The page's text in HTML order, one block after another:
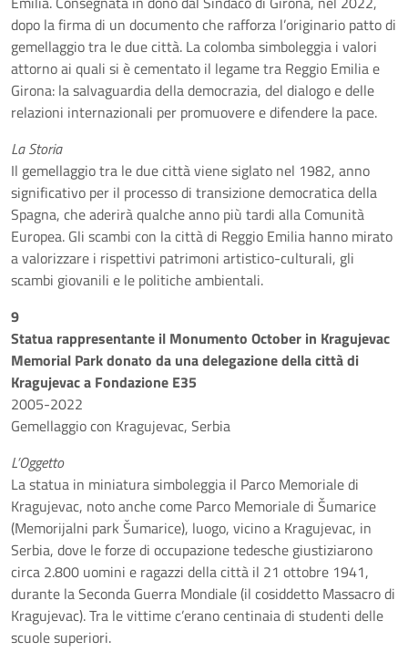
dopo la firma di un documento che rafforza l’originario patto di
gemellaggio tra le due città. La colomba simboleggia i valori
attorno ai quali si è cementato il legame tra Reggio Emilia e
Girona: la salvaguardia della democrazia, del dialogo e delle
relazioni internazionali per promuovere e difendere la pace.
La Storia
Il gemellaggio tra le due città viene siglato nel 1982, anno
significativo per il processo di transizione democratica della
Spagna, che aderirà qualche anno più tardi alla Comunità
Europea. Gli scambi con la città di Reggio Emilia hanno mirato
a valorizzare i rispettivi patrimoni artistico-culturali, gli
scambi giovanili e le politiche ambientali.
9
Statua rappresentante il Monumento October in Kragujevac
Memorial Park donato da una delegazione della città di
Kragujevac a Fondazione E35
2005-2022
Gemellaggio con Kragujevac, Serbia
L’Oggetto
La statua in miniatura simboleggia il Parco Memoriale di
Kragujevac, noto anche come Parco Memoriale di Šumarice
(Memorijalni park Šumarice), luogo, vicino a Kragujevac, in
Serbia, dove le forze di occupazione tedesche giustiziarono
circa 2.800 uomini e ragazzi della città il 21 ottobre 1941,
durante la Seconda Guerra Mondiale (il cosiddetto Massacro di
Kragujevac). Tra le vittime c’erano centinaia di studenti delle
scuole superiori.